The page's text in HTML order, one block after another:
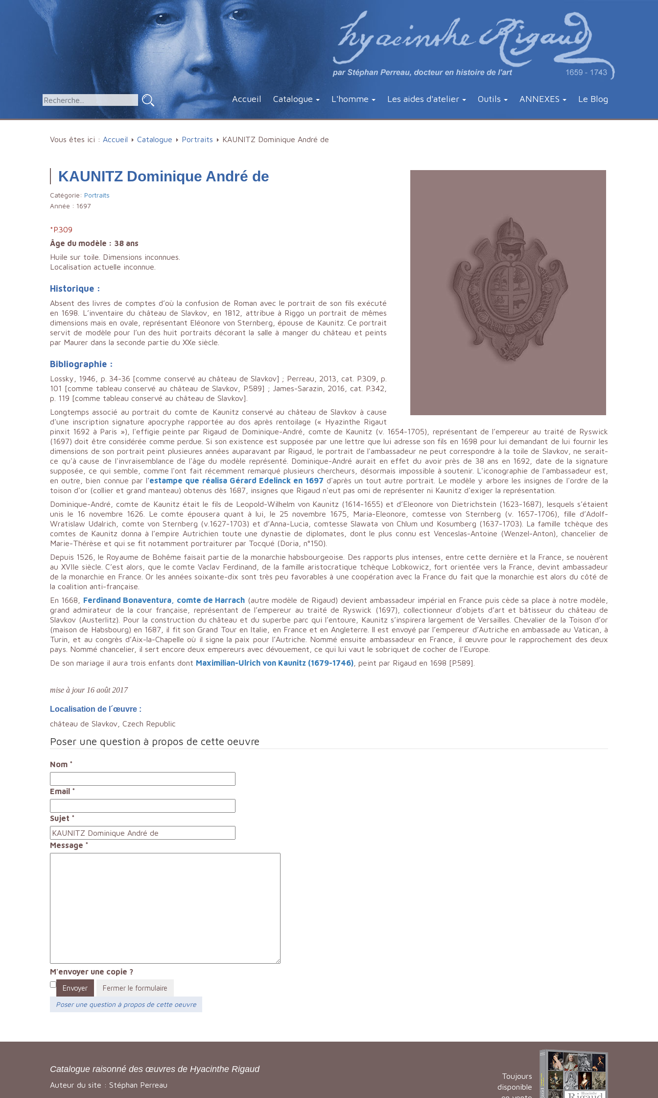
Accueil Catalogue L'homme Les aides d'atelier Outils ANNEXES Le Blog
Vous êtes ici : Accueil Catalogue Portraits KAUNITZ Dominique André de
KAUNITZ Dominique André de
Catégorie: Portraits
Année : 1697
*P.309
Âge du modèle : 38 ans
Huile sur toile. Dimensions inconnues.
Localisation actuelle inconnue.
Historique :
Absent des livres de comptes d’où la confusion de Roman avec le portrait de son fils exécuté
en 1698. L’inventaire du château de Slavkov, en 1812, attribue à Riggo un portrait de mêmes
dimensions mais en ovale, représentant Eléonore von Sternberg, épouse de Kaunitz. Ce portrait
servit de modèle pour l’un des huit portraits décorant la salle à manger du château et peints
par Maurer dans la seconde partie du XXe siècle.
Bibliographie :
Lossky, 1946, p. 34-36 [comme conservé au château de Slavkov] ; Perreau, 2013, cat. P.309, p.
101 [comme tableau conservé au château de Slavkov, P.589] ; James-Sarazin, 2016, cat. P.342,
p. 119 [comme tableau conservé au château de Slavkov].
Longtemps associé au portrait du comte de Kaunitz conservé au château de Slavkov à cause
d'une inscription signature apocryphe rapportée au dos après rentoilage (« Hyazinthe Rigaut
pinxit 1692 à Paris »), l'effigie peinte par Rigaud de Dominique-André, comte de Kaunitz (v. 1654-1705), représentant de l’empereur au traité de Ryswick
(1697) doit être considérée comme perdue. Si son existence est supposée par une lettre que lui adresse son fils en 1698 pour lui demandant de lui fournir les
dimensions de son portrait peint plusieures années auparavant par Rigaud, le portrait de l'ambassadeur ne peut correspondre à la toile de Slavkov, ne serait-
ce qu'à cause de l'invraisemblance de l'âge du modèle représenté. Dominique-André aurait en effet du avoir près de 38 ans en 1692, date de la signature
supposée, ce qui semble, comme l'ont fait récemment remarqué plusieurs chercheurs, désormais impossible à soutenir. L'iconographie de l'ambassadeur est,
en outre, bien connue par l'estampe que réalisa Gérard Edelinck en 1697 d'après un tout autre portrait. Le modèle y arbore les insignes de l'ordre de la
toison d'or (collier et grand manteau) obtenus dès 1687, insignes que Rigaud n'eut pas omi de représenter ni Kaunitz d'exiger la représentation.
Dominique-André, comte de Kaunitz était le fils de Leopold-Wilhelm von Kaunitz (1614-1655) et d’Eleonore von Dietrichstein (1623-1687), lesquels s’étaient
unis le 16 novembre 1626. Le comte épousera quant à lui, le 25 novembre 1675, Maria-Eleonore, comtesse von Sternberg (v. 1657-1706), fille d’Adolf-
Wratislaw Udalrich, comte von Sternberg (v.1627-1703) et d’Anna-Lucia, comtesse Slawata von Chlum und Kosumberg (1637-1703). La famille tchèque des
comtes de Kaunitz donna à l’empire Autrichien toute une dynastie de diplomates, dont le plus connu est Venceslas-Antoine (Wenzel-Anton), chancelier de
Marie-Thérèse et qui se fit notamment portraiturer par Tocqué (Doria, n°150).
Depuis 1526, le Royaume de Bohême faisait partie de la monarchie habsbourgeoise. Des rapports plus intenses, entre cette dernière et la France, se nouèrent
au XVIIe siècle. C’est alors, que le comte Vaclav Ferdinand, de la famille aristocratique tchèque Lobkowicz, fort orientée vers la France, devint ambassadeur
de la monarchie en France. Or les années soixante-dix sont très peu favorables à une coopération avec la France du fait que la monarchie est alors du côté de
la coalition anti-française.
En 1668, Ferdinand Bonaventura, comte de Harrach (autre modèle de Rigaud) devient ambassadeur impérial en France puis cède sa place à notre modèle,
grand admirateur de la cour française, représentant de l’empereur au traité de Ryswick (1697), collectionneur d’objets d’art et bâtisseur du château de
Slavkov (Austerlitz). Pour la construction du château et du superbe parc qui l’entoure, Kaunitz s’inspirera largement de Versailles. Chevalier de la Toison d’or
(maison de Habsbourg) en 1687, il fit son Grand Tour en Italie, en France et en Angleterre. Il est envoyé par l’empereur d’Autriche en ambassade au Vatican, à
Turin, et au congrès d’Aix-la-Chapelle où il signe la paix pour l’Autriche. Nommé ensuite ambassadeur en France, il œuvre pour le rapprochement des deux
pays. Nommé chancelier, il sert encore deux empereurs avec dévouement, ce qui lui vaut le sobriquet de cocher de l’Europe.
De son mariage il aura trois enfants dont Maximilian-Ulrich von Kaunitz (1679-1746) , peint par Rigaud en 1698 [P.589].
mise à jour 16 août 2017
Localisation de l´œuvre :
château de Slavkov, Czech Republic
Poser une question à propos de cette oeuvre
Nom *
Email *
Sujet *
Message *
M'envoyer une copie ?
Envoyer
Fermer le formulaire
Poser une question à propos de cette oeuvre
Catalogue raisonné des œuvres de Hyacinthe Rigaud
Auteur du site : Stéphan Perreau
Toujours
disponible